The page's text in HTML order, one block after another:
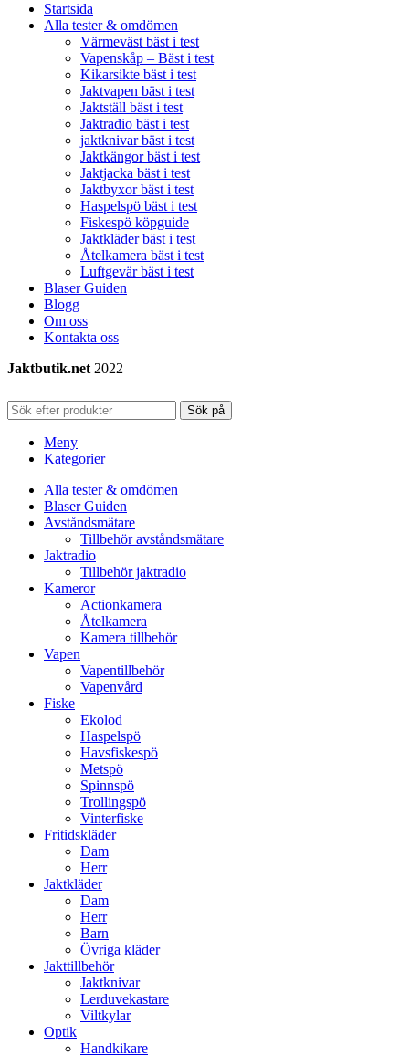
Startsida
Alla tester & omdömen
Värmeväst bäst i test
Vapenskåp – Bäst i test
Kikarsikte bäst i test
Jaktvapen bäst i test
Jaktställ bäst i test
Jaktradio bäst i test
jaktknivar bäst i test
Jaktkängor bäst i test
Jaktjacka bäst i test
Jaktbyxor bäst i test
Haspelspö bäst i test
Fiskespö köpguide
Jaktkläder bäst i test
Åtelkamera bäst i test
Luftgevär bäst i test
Blaser Guiden
Blogg
Om oss
Kontakta oss
Jaktbutik.net 2022
Sök på
Meny
Kategorier
Alla tester & omdömen
Blaser Guiden
Avståndsmätare
Tillbehör avståndsmätare
Jaktradio
Tillbehör jaktradio
Kameror
Actionkamera
Åtelkamera
Kamera tillbehör
Vapen
Vapentillbehör
Vapenvård
Fiske
Ekolod
Haspelspö
Havsfiskespö
Metspö
Spinnspö
Trollingspö
Vinterfiske
Fritidskläder
Dam
Herr
Jaktkläder
Dam
Herr
Barn
Övriga kläder
Jakttillbehör
Jaktknivar
Lerduvekastare
Viltkylar
Optik
Handkikare